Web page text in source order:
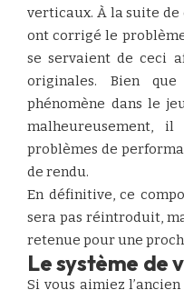
verticaux. À la suite de
ont corrigé le
se servaient de ceci
originales. Bien
phénomène dans le
malheureusement, il
problèmes de
de rendu.
En définitive, ce
sera pas réintroduit,
retenue pour une
Le système de
Si vous aimiez